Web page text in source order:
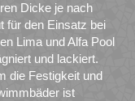
Dicke je nach
für den Einsatz bei
Lima und Alfa Pool
und lackiert.
die Festigkeit und
ist